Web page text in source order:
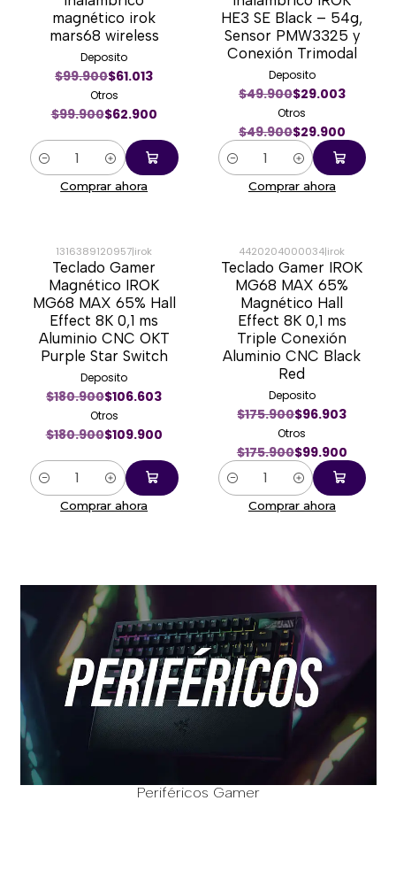
magnético irok
mars68 wireless
Deposito
$99.900$61.013
Otros
$99.900$62.900
Cantidad
Comprar ahora
HE3 SE Black – 54g,
Sensor PMW3325 y
Conexión Trimodal
Deposito
$49.900$29.003
Otros
$49.900$29.900
Cantidad
Comprar ahora
-39%
1316389120957|irok
Teclado Gamer
Magnético IROK
MG68 MAX 65% Hall
Effect 8K 0,1 ms
Aluminio CNC OKT
Purple Star Switch
Deposito
$180.900$106.603
Otros
$180.900$109.900
Cantidad
Comprar ahora
-43%
4420204000034|irok
Teclado Gamer IROK
MG68 MAX 65%
Magnético Hall
Effect 8K 0,1 ms
Triple Conexión
Aluminio CNC Black
Red
Deposito
$175.900$96.903
Otros
$175.900$99.900
Cantidad
Comprar ahora
Periféricos Gamer